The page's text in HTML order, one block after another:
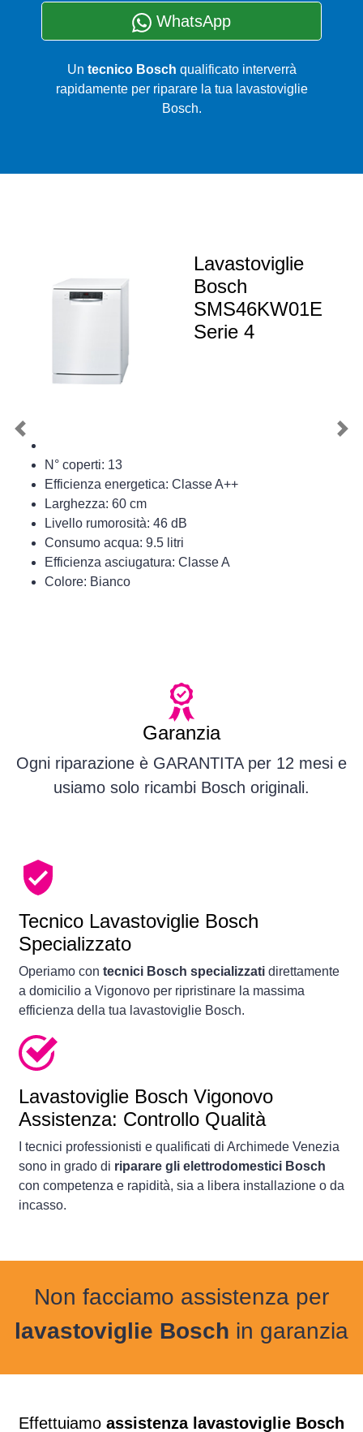
WhatsApp
Un tecnico Bosch qualificato interverrà
rapidamente per riparare la tua lavastoviglie
Bosch.
Lavastoviglie
Bosch
SMS46KW01E
Serie 4
N° coperti: 13
Efficienza energetica: Classe A++
Larghezza: 60 cm
Livello rumorosità: 46 dB
Consumo acqua: 9.5 litri
Efficienza asciugatura: Classe A
Colore: Bianco
Previous
Garanzia
Ogni riparazione è GARANTITA per 12 mesi e
usiamo solo ricambi Bosch originali.
Tecnico Lavastoviglie Bosch
Specializzato
Operiamo con tecnici Bosch specializzati direttamente
a domicilio a Vigonovo per ripristinare la massima
efficienza della tua lavastoviglie Bosch.
Lavastoviglie Bosch Vigonovo
Assistenza: Controllo Qualità
I tecnici professionisti e qualificati di Archimede Venezia
sono in grado di riparare gli elettrodomestici Bosch
con competenza e rapidità, sia a libera installazione o da
incasso.
Non facciamo assistenza per
lavastoviglie Bosch in garanzia
Effettuiamo assistenza lavastoviglie Bosch